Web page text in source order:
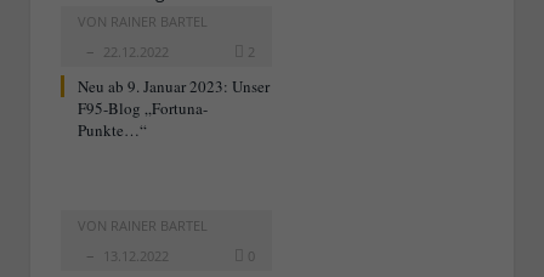
VON RAINER BARTEL
22.12.2022
2
Neu ab 9. Januar 2023: Unser
F95-Blog „Fortuna-
Punkte…“
VON RAINER BARTEL
13.12.2022
0